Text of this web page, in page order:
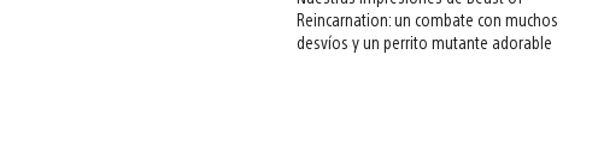
Reincarnation: un combate con muchos
desvíos y un perrito mutante adorable